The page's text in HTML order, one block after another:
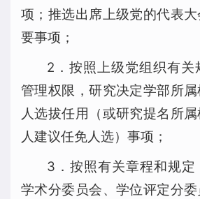
项；推选出席上级党的代表
要事项；
2．按照上级党组织有关
管理权限，研究决定学部所
人选拔任用（或研究提名所
人建议任免人选）事项；
3．按照有关章程和规定
学术分委员会、学位评定分